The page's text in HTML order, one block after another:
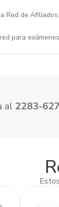
Red de Afiliados:
para
al 2283-